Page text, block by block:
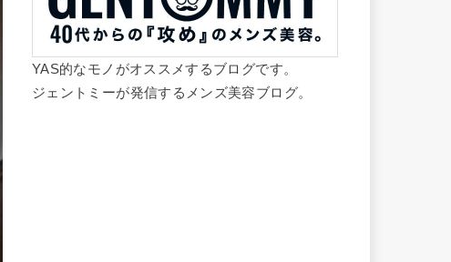
YAS的なモノがオススメするブログです。
ジェントミーが発信するメンズ美容ブログ。